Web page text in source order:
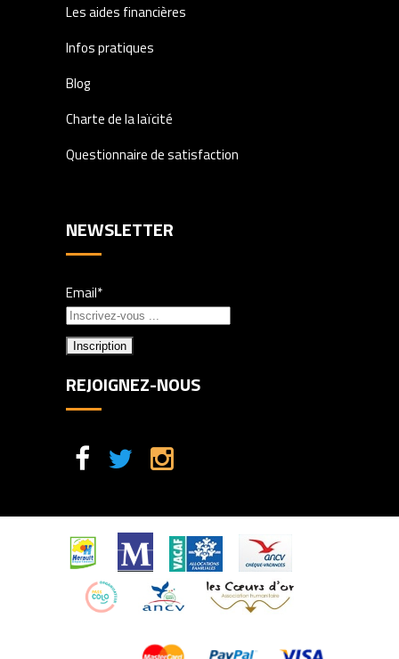
Les aides financières
Infos pratiques
Blog
Charte de la laïcité
Questionnaire de satisfaction
NEWSLETTER
Email*
REJOIGNEZ-NOUS